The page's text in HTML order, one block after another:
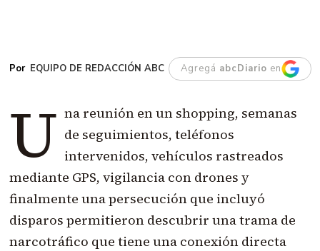
EQUIPO DE REDACCIÓN ABC Agregá abcDiario en
U na reunión en un shopping, semanas
de seguimientos, teléfonos
intervenidos, vehículos rastreados
mediante GPS, vigilancia con drones y
finalmente una persecución que incluyó
disparos permitieron descubrir una trama de
narcotráfico que tiene una conexión directa